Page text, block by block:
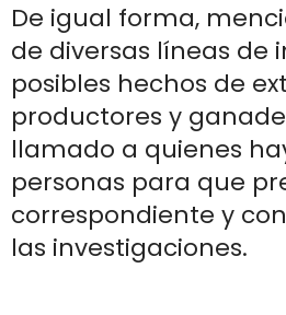
De igual forma,
de diversas líneas de
posibles hechos de
productores y
llamado a quienes
personas para que
correspondiente y
las investigaciones.